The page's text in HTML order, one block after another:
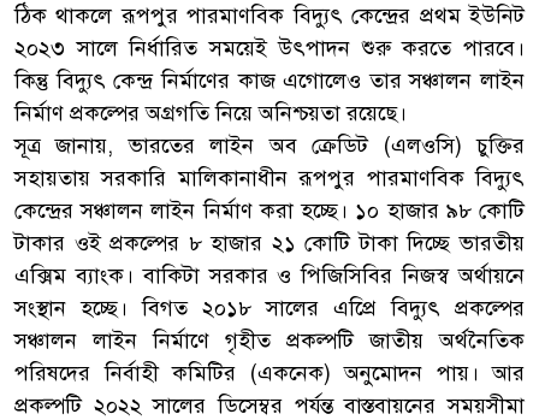
ঠিক থাকলে রূপপুর পারমাণবিক বিদ্যুৎ কেন্দ্রের প্রথম ইউনিট
২০২৩ সালে নির্ধারিত সময়েই উৎপাদন শুরু করতে পারবে।
কিন্তু বিদ্যুৎ কেন্দ্র নির্মাণের কাজ এগোলেও তার সঞ্চালন লাইন
নির্মাণ প্রকল্পের অগ্রগতি নিয়ে অনিশ্চয়তা রয়েছে।
সূত্র জানায়, ভারতের লাইন অব ক্রেডিট (এলওসি) চুক্তির
সহায়তায় সরকারি মালিকানাধীন রূপপুর পারমাণবিক বিদ্যুৎ
কেন্দ্রের সঞ্চালন লাইন নির্মাণ করা হচ্ছে। ১০ হাজার ৯৮ কোটি
টাকার ওই প্রকল্পের ৮ হাজার ২১ কোটি টাকা দিচ্ছে ভারতীয়
এক্সিম ব্যাংক। বাকিটা সরকার ও পিজিসিবির নিজস্ব অর্থায়নে
সংস্থান হচ্ছে। বিগত ২০১৮ সালের এপ্রিে বিদ্যুৎ প্রকল্পের
সঞ্চালন লাইন নির্মাণে গৃহীত প্রকল্পটি জাতীয় অর্থনৈতিক
পরিষদের নির্বাহী কমিটির (একনেক) অনুমোদন পায়। আর
প্রকল্পটি ২০২২ সালের ডিসেম্বর পর্যন্ত বাস্তবায়নের সময়সীমা